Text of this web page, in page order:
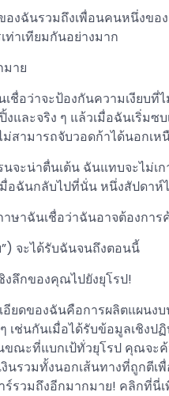
งฉันรวมถึงเพื่อนคนหนึ่งขอ
าเทียมกันอย่างมาก
าย
ชื่อว่าจะป้องกันความเงียบที่
งและจริง ๆ แล้วเมื่อฉันเริ่มซ
สามารถจับวอดก้าได้นอกเห
นจะน่าตื่นเต้น ฉันแทบจะไม่เ
อฉันกลับไปที่นั่น หนึ่งสัปดาห์ไ
ษาฉันเชื่อว่าฉันอาจต้องกา
”) จะได้รับฉันจนถึงตอนนี้
ลึกของคุณไปยังยุโรป!
อียดของฉันคือการผลิตแผน
ช่นกันเมื่อได้รับข้อมูลเชิงป
ขณะที่แบกเป้ทั่วยุโรป คุณจะ
นรวมทั้งนอกเส้นทางที่ถูกตีเ
ร์รวมถึงอีกมากมาย! คลิกที่นี่